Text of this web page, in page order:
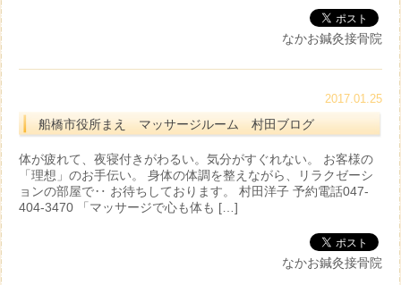
なかお鍼灸接骨院
2017.01.25
船橋市役所まえ マッサージルーム 村田ブログ
体が疲れて、夜寝付きがわるい。気分がすぐれない。 お客様の
「理想」のお手伝い。 身体の体調を整えながら、リラクゼーシ
ョンの部屋で‥ お待ちしております。 村田洋子 予約電話047-
404-3470 「マッサージで心も体も […]
なかお鍼灸接骨院